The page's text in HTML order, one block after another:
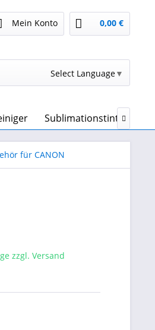
Mein Konto 0,00 €
Select Language▼
Sublimationstinte &

für CANON
zzgl. Versand